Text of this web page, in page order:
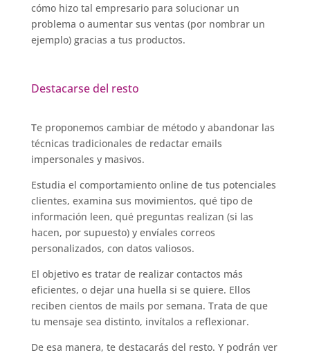
cómo hizo tal empresario para solucionar un
problema o aumentar sus ventas (por nombrar un
ejemplo) gracias a tus productos.
Destacarse del resto
Te proponemos cambiar de método y abandonar las
técnicas tradicionales de redactar emails
impersonales y masivos.
Estudia el comportamiento online de tus potenciales
clientes, examina sus movimientos, qué tipo de
información leen, qué preguntas realizan (si las
hacen, por supuesto) y envíales correos
personalizados, con datos valiosos.
El objetivo es tratar de realizar contactos más
eficientes, o dejar una huella si se quiere. Ellos
reciben cientos de mails por semana. Trata de que
tu mensaje sea distinto, invítalos a reflexionar.
De esa manera, te destacarás del resto. Y podrán ver